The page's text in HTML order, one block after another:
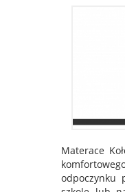
Materace
odpoczynku